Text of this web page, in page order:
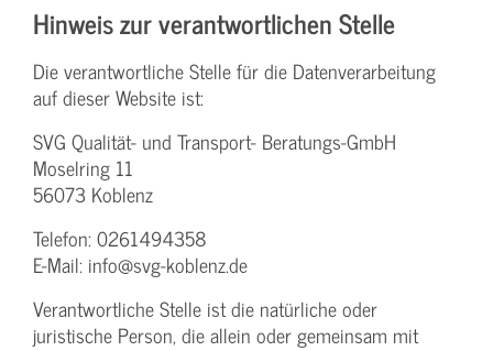
Hinweis zur verantwortlichen Stelle
Die verantwortliche Stelle für die Datenverarbeitung
auf dieser Website ist:
SVG Qualität- und Transport- Beratungs-GmbH
Moselring 11
56073 Koblenz
Telefon: 0261494358
E-Mail: info@svg-koblenz.de
Verantwortliche Stelle ist die natürliche oder
juristische Person, die allein oder gemeinsam mit